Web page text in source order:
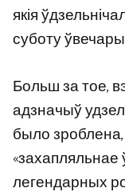
якія
суботу ўвечары
Больш за тое,
адзначыў
было
легендарных